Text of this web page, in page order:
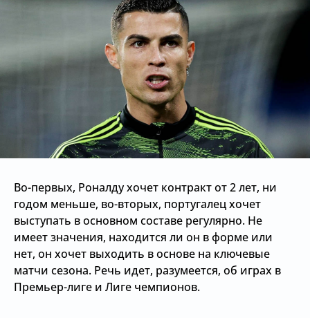
Во-первых, Роналду хочет контракт от 2 лет, ни
годом меньше, во-вторых, португалец хочет
выступать в основном составе регулярно. Не
имеет значения, находится ли он в форме или
нет, он хочет выходить в основе на ключевые
матчи сезона. Речь идет, разумеется, об играх в
Премьер-лиге и Лиге чемпионов.